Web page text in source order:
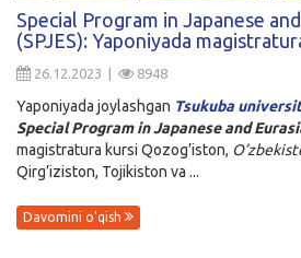
Special Program in Japanese
(SPJES): Yaponiyada
26.12.2023 | 8948
Yaponiyada joylashgan Tsukuba
Special Program in Japanese and
magistratura kursi Qozog’iston,
Qirg’iziston, Tojikiston va ...
Davomini o'qish